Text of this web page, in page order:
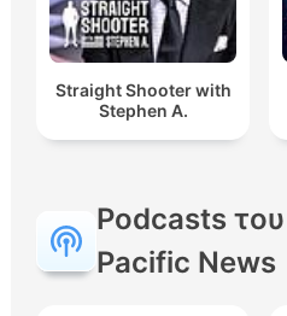
Straight Shooter with
Stephen A.
Podcasts
Pacific News